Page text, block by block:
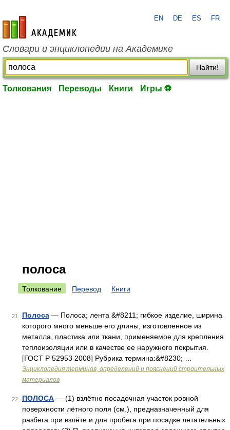
academic.ru
EN DE ES FR
Словари и энциклопедии на Академике
Найти!
Толкования Переводы Книги Игры ⚽
полоса
Толкование Перевод Книги
21 Полоса — Полоса; лента &#8211; гибкое изделие, ширина
которого много меньше его длины, изготовленное из
металла, пластика или ткани, применяемое для крепления
теплоизоляции или в качестве ее наружного покрытия.
[ГОСТ Р 52953 2008] Рубрика термина:&#8230; …
Энциклопедия терминов, определений и пояснений строительных
материалов
22 ПОЛОСА — (1) взлётно посадочная участок ровной
поверхности лётного поля (см.), предназначенный для
разбега при взлёте и для пробега при посадке летательных